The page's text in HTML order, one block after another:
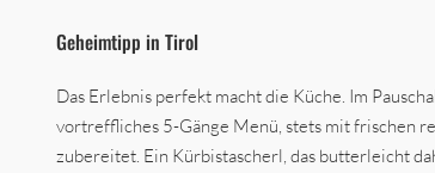
Geheimtipp in Tirol
Das Erlebnis perfekt macht die Küche. Im
vortreffliches 5-Gänge Menü, stets mit frischen
zubereitet. Ein Kürbistascherl, das butterleicht